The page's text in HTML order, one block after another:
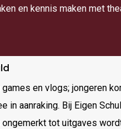
en kennis maken met
games en vlogs; jongeren
in aanraking. Bij Eigen
tot uitgaves